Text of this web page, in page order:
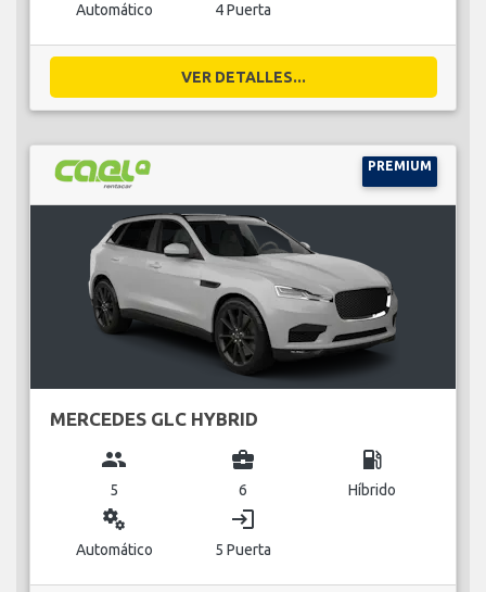
Automático 4 Puerta
VER DETALLES...
PREMIUM
MERCEDES GLC HYBRID
group
5
business_center
6
local_gas_station
Híbrido
miscellaneous_services
Automático
login
5 Puerta